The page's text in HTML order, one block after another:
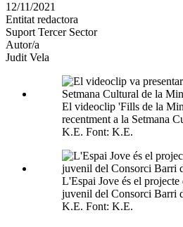
altres
xarxes
socials
12/11/2021
Entitat redactora
Suport Tercer Sector
Autor/a
Judit Vela
El videoclip 'Fills de la
recentment a la Setmana
K.E. Font: K.E.
L'Espai Jove és el
juvenil del Consorci Barri
K.E. Font: K.E.